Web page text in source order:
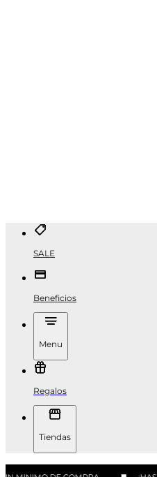
SALE
Beneficios
Menu
Regalos
Tiendas